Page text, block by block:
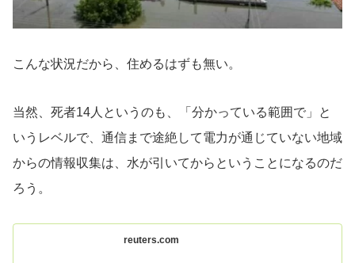
こんな状況だから、住めるはずも無い。
当然、死者14人というのも、「分かっている範囲で」と
いうレベルで、通信まで途絶して電力が通じていない地域
からの情報収集は、水が引いてからということになるのだ
ろう。
reuters.com